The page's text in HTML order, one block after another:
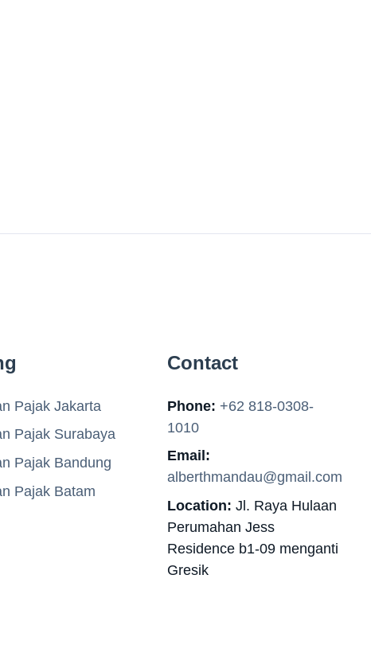
Pajak Jakarta
Pajak Surabaya
Pajak Bandung
Pajak Batam
Contact
Phone: +62 818-0308-
1010
Email:
alberthmandau@gmail.com
Location: Jl. Raya Hulaan
Perumahan Jess
Residence b1-09 menganti
Gresik